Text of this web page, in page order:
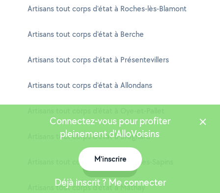
Artisans tout corps d'état à Roches-lès-Blamont
Artisans tout corps d'état à Berche
Artisans tout corps d'état à Présentevillers
Artisans tout corps d'état à Allondans
Artisans tout corps d'état à Brognard
Artisans tout corps d'état à Serre-les-Sapins
Artisans tout corps d'état à Mathay
Connectez-vous pour profiter
pleinement d'AlloVoisins
M'inscrire
Déjà inscrit ? Me connecter